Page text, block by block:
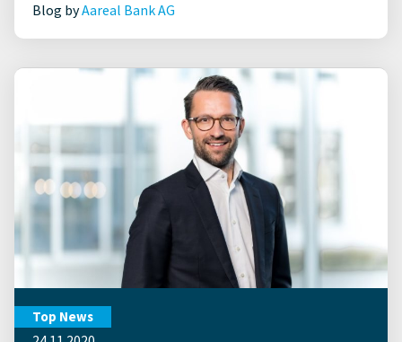
Blog byAareal Bank AG
Top News